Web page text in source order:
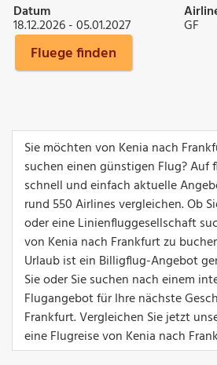
Datum
18.12.2026 - 05.01.2027 GF
Fluege finden
Sie möchten von Kenia nach
suchen einen günstigen Flug? Auf
schnell und einfach aktuelle
rund 550 Airlines vergleichen. Ob
oder eine Linienfluggesellschaft
von Kenia nach Frankfurt zu
Urlaub ist ein Billigflug-Angebot
Sie oder Sie suchen nach einem
Flugangebot für Ihre nächste
Frankfurt. Vergleichen Sie jetzt
eine Flugreise von Kenia nach